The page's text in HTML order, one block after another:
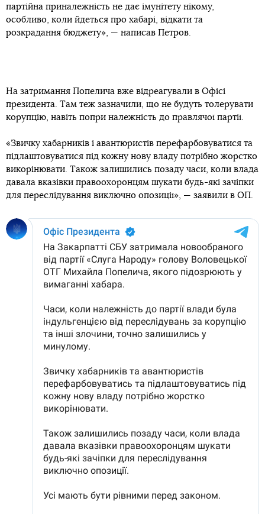
партійна приналежність не дає імунітету нікому,
особливо, коли йдеться про хабарі, відкати та
розкрадання бюджету», — написав Петров.
На затримання Попелича вже відреагували в Офісі
президента. Там теж зазначили, що не будуть толерувати
корупцію, навіть попри належність до правлячої партії.
«Звичку хабарників і авантюристів перефарбовуватися та
підлаштовуватися під кожну нову владу потрібно жорстко
викорінювати. Також залишились позаду часи, коли влада
давала вказівки правоохоронцям шукати будь-які зачіпки
для переслідування виключно опозиції», — заявили в ОП.